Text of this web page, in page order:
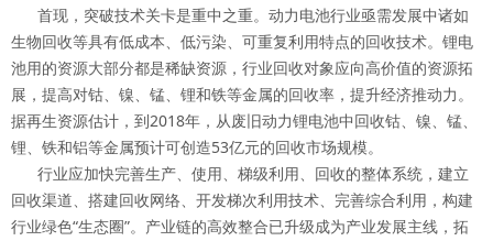
首现，突破技术关卡是重中之重。动力电池行业亟需发展中诸如
生物回收等具有低成本、低污染、可重复利用特点的回收技术。锂电
池用的资源大部分都是稀缺资源，行业回收对象应向高价值的资源拓
展，提高对钴、镍、锰、锂和铁等金属的回收率，提升经济推动力。
据再生资源估计，到2018年，从废旧动力锂电池中回收钴、镍、锰、
锂、铁和铝等金属预计可创造53亿元的回收市场规模。
行业应加快完善生产、使用、梯级利用、回收的整体系统，建立
回收渠道、搭建回收网络、开发梯次利用技术、完善综合利用，构建
行业绿色“生态圈”。产业链的高效整合已升级成为产业发展主线，拓